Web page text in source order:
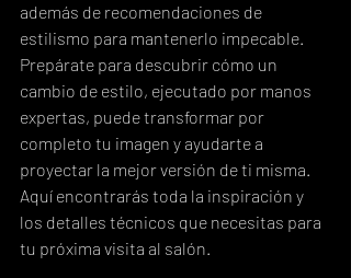
además de recomendaciones de
estilismo para mantenerlo impecable.
Prepárate para descubrir cómo un
cambio de estilo, ejecutado por manos
expertas, puede transformar por
completo tu imagen y ayudarte a
proyectar la mejor versión de ti misma.
Aquí encontrarás toda la inspiración y
los detalles técnicos que necesitas para
tu próxima visita al salón.